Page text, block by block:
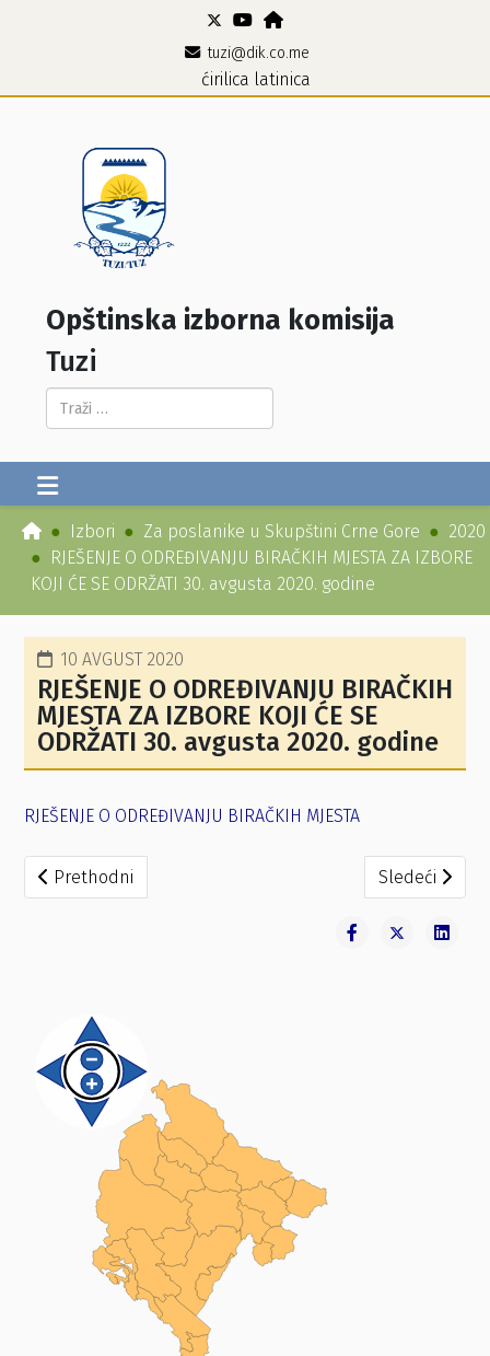
tuzi@dik.co.me
ćirilica latinica
Opštinska izborna komisija
Tuzi
Pretraga...
Izbori Za poslanike u Skupštini Crne Gore
2020
RJEŠENJE O ODREĐIVANJU BIRAČKIH MJESTA ZA IZBORE
KOJI ĆE SE ODRŽATI 30. avgusta 2020. godine
10 AVGUST 2020
RJEŠENJE O ODREĐIVANJU BIRAČKIH
MJESTA ZA IZBORE KOJI ĆE SE
ODRŽATI 30. avgusta 2020. godine
RJEŠENJE O ODREĐIVANJU BIRAČKIH MJESTA
Prethodni članak: AKTVENDIM MBI PËRCAKTIMIN E
Prethodni Sledeći
Sledeći